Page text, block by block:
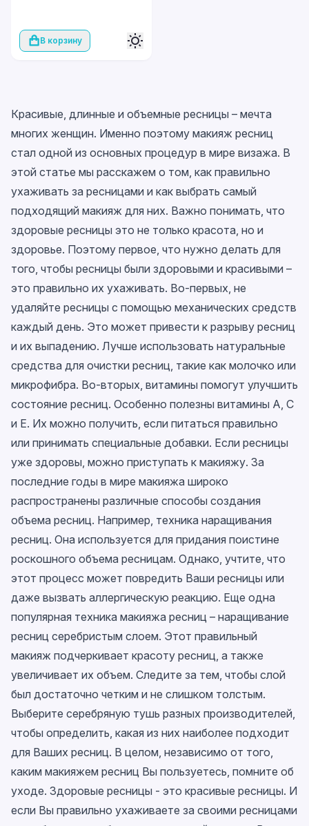
В корзину
Красивые, длинные и объемные ресницы – мечта
многих женщин. Именно поэтому макияж ресниц
стал одной из основных процедур в мире визажа. В
этой статье мы расскажем о том, как правильно
ухаживать за ресницами и как выбрать самый
подходящий макияж для них. Важно понимать, что
здоровые ресницы это не только красота, но и
здоровье. Поэтому первое, что нужно делать для
того, чтобы ресницы были здоровыми и красивыми –
это правильно их ухаживать. Во-первых, не
удаляйте ресницы с помощью механических средств
каждый день. Это может привести к разрыву ресниц
и их выпадению. Лучше использовать натуральные
средства для очистки ресниц, такие как молочко или
микрофибра. Во-вторых, витамины помогут улучшить
состояние ресниц. Особенно полезны витамины A, C
и E. Их можно получить, если питаться правильно
или принимать специальные добавки. Если ресницы
уже здоровы, можно приступать к макияжу. За
последние годы в мире макияжа широко
распространены различные способы создания
объема ресниц. Например, техника наращивания
ресниц. Она используется для придания поистине
роскошного объема ресницам. Однако, учтите, что
этот процесс может повредить Ваши ресницы или
даже вызвать аллергическую реакцию. Еще одна
популярная техника макияжа ресниц – наращивание
ресниц серебристым слоем. Этот правильный
макияж подчеркивает красоту ресниц, а также
увеличивает их объем. Следите за тем, чтобы слой
был достаточно четким и не слишком толстым.
Выберите серебряную тушь разных производителей,
чтобы определить, какая из них наиболее подходит
для Ваших ресниц. В целом, независимо от того,
каким макияжем ресниц Вы пользуетесь, помните об
уходе. Здоровые ресницы - это красивые ресницы. И
если Вы правильно ухаживаете за своими ресницами